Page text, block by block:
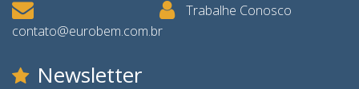
contato@eurobem.com.br
Trabalhe Conosco
Newsletter